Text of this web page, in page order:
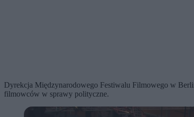
Dyrekcja Międzynarodowego Festiwalu Filmowego w
filmowców w sprawy polityczne.